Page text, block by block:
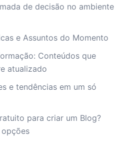
de decisão no ambiente
e Assuntos do Momento
Conteúdos que
atualizado
e tendências em um só
para criar um Blog?